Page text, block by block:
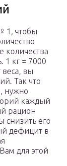
1, чтобы
количества
1 кг = 7000
веса, вы
Так что
нужно
каждый
рацион
снизить его
дефицит в
для этой